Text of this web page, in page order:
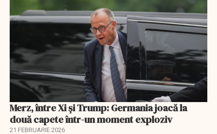
Merz, între Xi și Trump: Germania joacă la
două capete într-un moment exploziv
21 FEBRUARIE 2026